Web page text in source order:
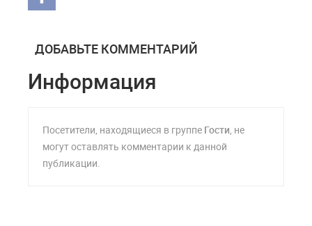
ДОБАВЬТЕ КОММЕНТАРИЙ
Информация
Посетители, находящиеся в группе Гости, не
могут оставлять комментарии к данной
публикации.